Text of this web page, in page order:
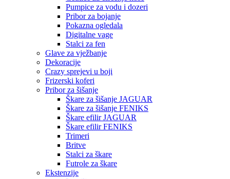
Pumpice za vodu i dozeri
Pribor za bojanje
Pokazna ogledala
Digitalne vage
Stalci za fen
Glave za vježbanje
Dekoracije
Crazy sprejevi u boji
Frizerski koferi
Pribor za šišanje
Škare za šišanje JAGUAR
Škare za šišanje FENIKS
Škare efilir JAGUAR
Škare efilir FENIKS
Trimeri
Britve
Stalci za škare
Futrole za škare
Ekstenzije